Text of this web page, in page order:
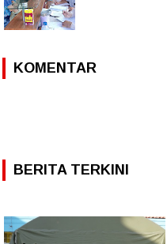
KOMENTAR
BERITA TERKINI